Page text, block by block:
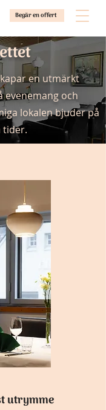
Begär en offert
en utmärkt
evenemang och
lokalen bjuder på
tider.
utrymme